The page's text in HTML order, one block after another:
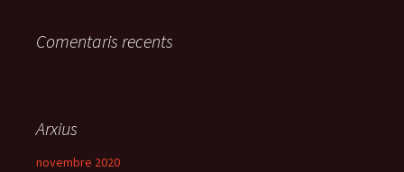
:Comentaris recents
Arxius
novembre 2020